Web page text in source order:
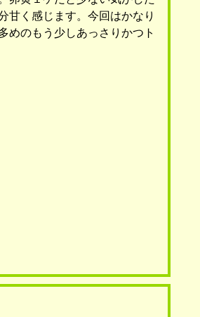
甘く感じます。今回はかなり
めのもう少しあっさりかつト